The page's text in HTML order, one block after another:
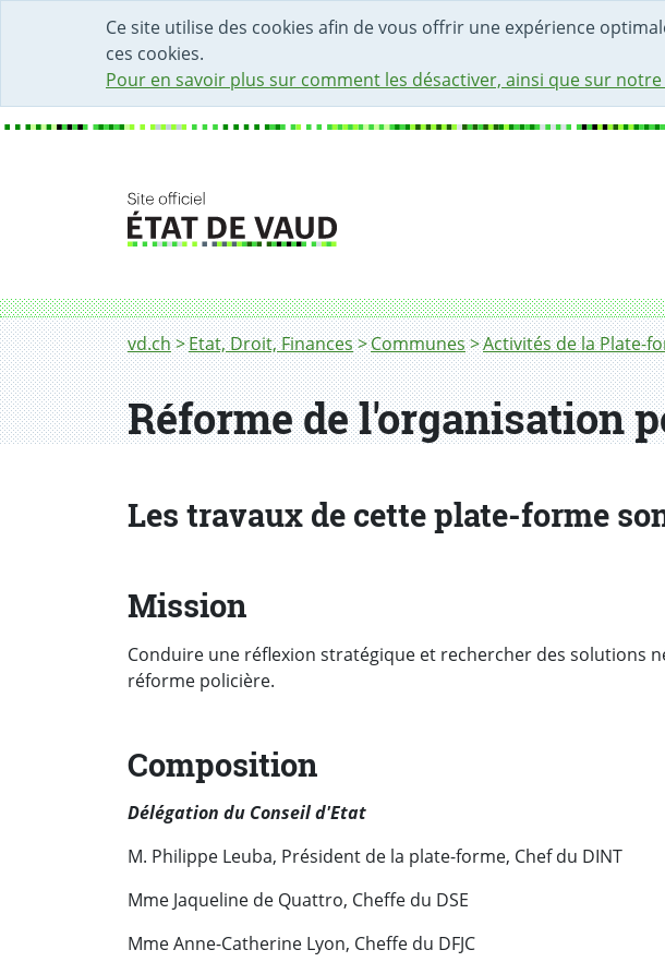
Ce site utilise des cookies afin de vous offrir une expérience
ces cookies.
Pour en savoir plus sur comment les désactiver, ainsi que sur
DÉBUT DU CONTENU DE LA PAGE
ACCÈS AU CHAMP DE RECHERCHE
PAGE D'ACCUEIL
FORMULAIRE DE CONTACT
Fil d'Ariane
vd.ch Etat, Droit, Finances Communes Activités de la Plate-
Réforme de l'organisation policière
Réforme de l'organisation
Les travaux de cette plate-forme
Mission
Conduire une réflexion stratégique et rechercher des solutions
réforme policière.
Composition
Délégation du Conseil d'Etat
M. Philippe Leuba, Président de la plate-forme, Chef du DINT
Mme Jaqueline de Quattro, Cheffe du DSE
Mme Anne-Catherine Lyon, Cheffe du DFJC